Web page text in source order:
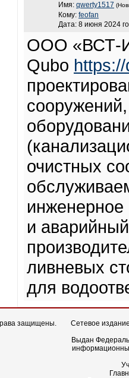
Имя: qwerty1517
Кому: feofan
Дата: 8 июня 2024
ООО «ВСТ-
Qubo
очистных
инженерное
и
ливневых
для
защищены.
Сетевое
Выдан